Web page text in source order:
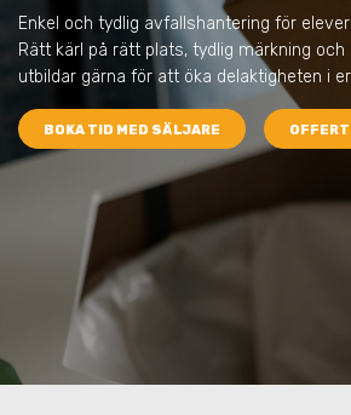
Enkel och tydlig avfallshantering för
Rätt kärl på rätt plats, tydlig märkning och
utbildar gärna för att öka delaktigheten i
BOKA TID MED SÄLJARE